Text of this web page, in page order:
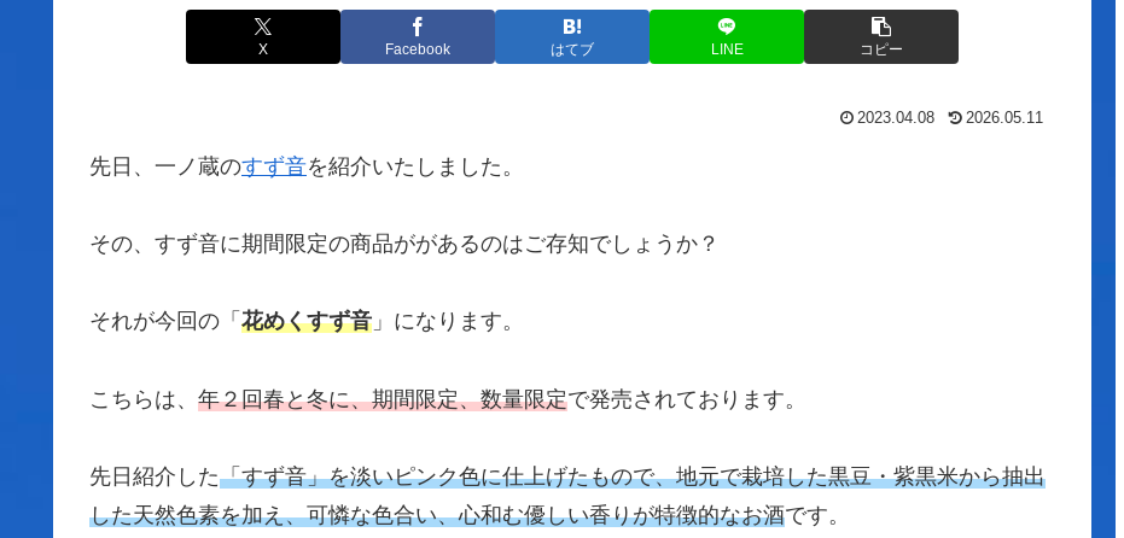
X Facebook はてブ LINE コピー
2023.04.08 2026.05.11
先日、一ノ蔵のすず音を紹介いたしました。
その、すず音に期間限定の商品ががあるのはご存知でしょうか？
それが今回の「 花めくすず音 」になります。
こちらは、 年２回春と冬に、期間限定、数量限定で発売されております。
先日紹介した「すず音」を淡いピンク色に仕上げたもので、地元で栽培した黒豆・紫黒米から抽出
した天然色素を加え、可憐な色合い、心和む優しい香りが特徴的なお酒です。